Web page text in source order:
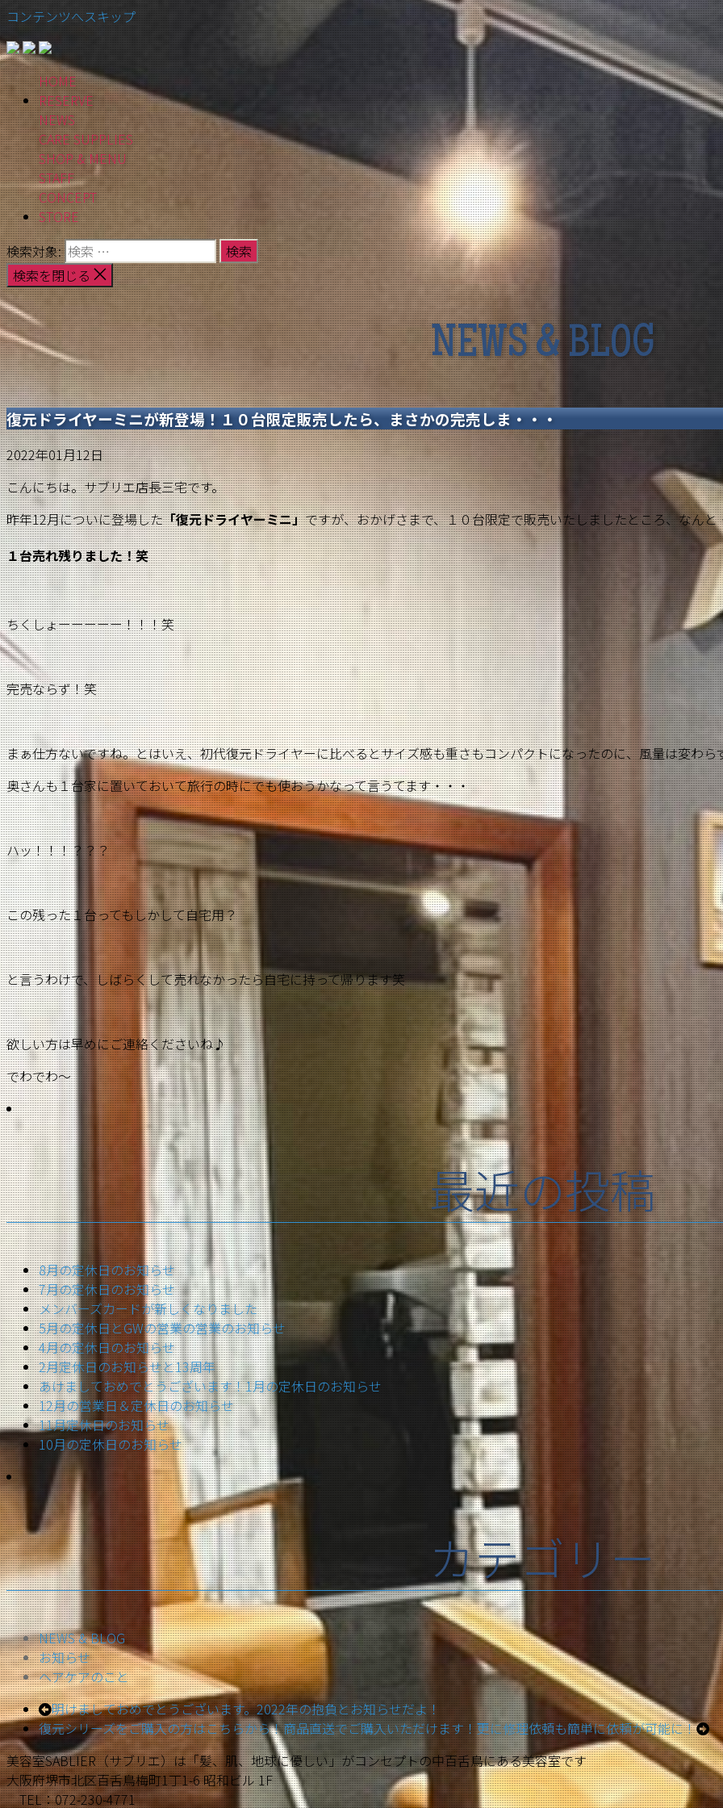
コンテンツへスキップ
HOME
RESERVE
NEWS
CARE SUPPLIES
SHOP & MENU
STAFF
CONCEPT
STORE
検索対象:
検索を閉じる
NEWS & BLOG
復元ドライヤーミニが新登場！１０台限定販売したら、まさかの完売しま・・・
2022年01月12日
こんにちは。サブリエ店長三宅です。
昨年12月についに登場した「復元ドライヤーミニ」ですが、おかげさまで、１０台限定で販売いたしましたところ、なんと
１台売れ残りました！笑
ちくしょーーーーー！！！笑
完売ならず！笑
まぁ仕方ないですね。とはいえ、初代復元ドライヤーに比べるとサイズ感も重さもコンパクトになったのに、風量は変わら
奥さんも１台家に置いておいて旅行の時にでも使おうかなって言うてます・・・
ハッ！！！？？？
この残った１台ってもしかして自宅用？
と言うわけで、しばらくして売れなかったら自宅に持って帰ります笑
欲しい方は早めにご連絡くださいね♪
でわでわ〜
最近の投稿
8月の定休日のお知らせ
7月の定休日のお知らせ
メンバーズカードが新しくなりました
5月の定休日とGWの営業の営業のお知らせ
4月の定休日のお知らせ
2月定休日のお知らせと13周年
あけましておめでとうございます！1月の定休日のお知らせ
12月の営業日＆定休日のお知らせ
11月定休日のお知らせ
10月の定休日のお知らせ
カテゴリー
NEWS & BLOG
お知らせ
ヘアケアのこと
明けましておめでとうございます。2022年の抱負とお知らせだよ！
復元シリーズをご購入の方はこちらから！商品直送でご購入いただけます！更に修理依頼も簡単に依頼が可能に！
美容室SABLIER（サブリエ）は「髪、肌、地球に優しい」がコンセプトの中百舌鳥にある美容室です
大阪府堺市北区百舌鳥梅町1丁1-6 昭和ビル 1F
TEL：072-230-4771